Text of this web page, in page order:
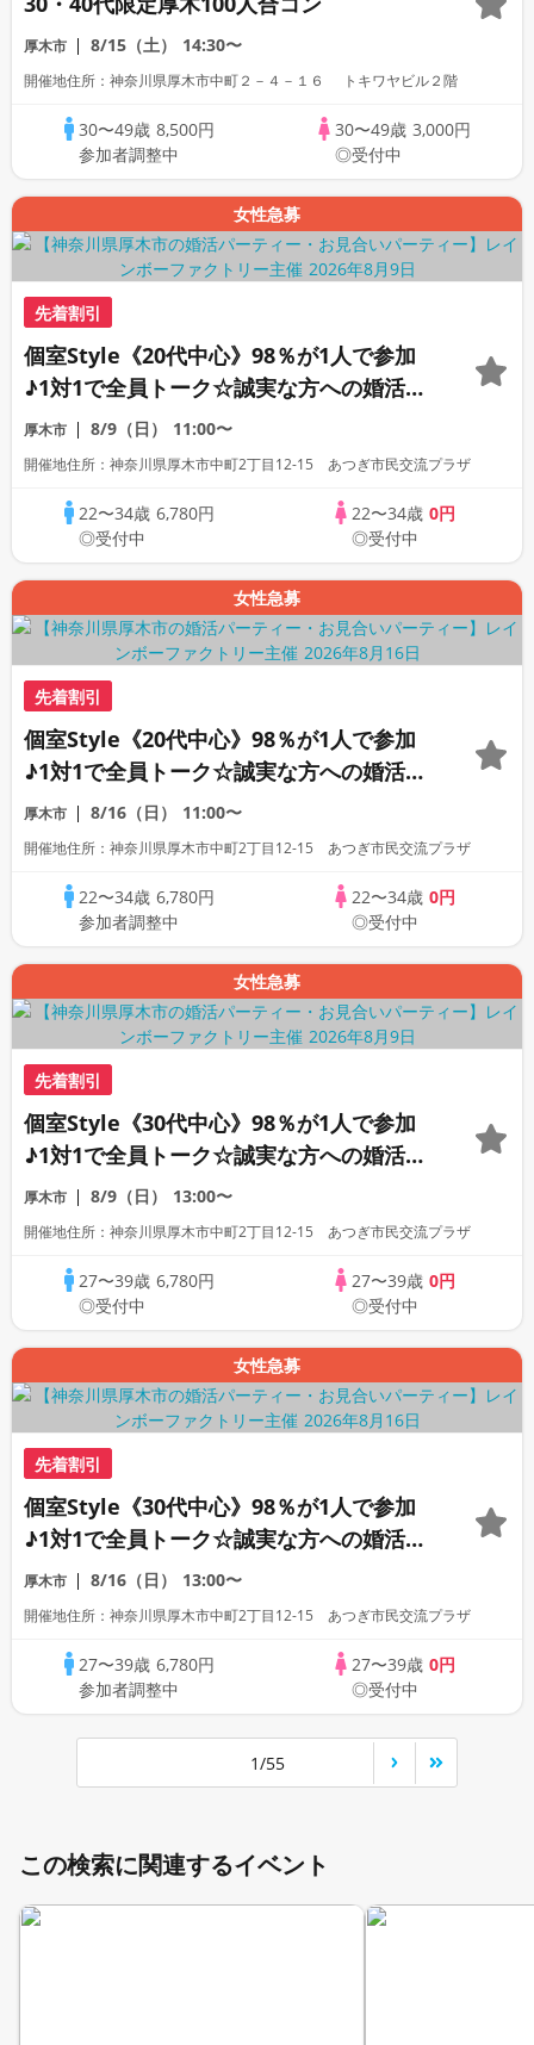
厚木市 8/15（土） 14:30〜
開催地住所：神奈川県厚木市中町２－４－１６ トキワヤビル２階
30〜49歳 8,500円
参加者調整中
30〜49歳 3,000円
◎受付中
女性急募
先着割引
個室Style《20代中心》98％が1人で参加
♪1対1で全員トーク☆誠実な方への婚活パ
ーティー
厚木市 8/9（日） 11:00〜
開催地住所：神奈川県厚木市中町2丁目12-15 あつぎ市民交流プラザ
22〜34歳 6,780円
◎受付中
22〜34歳 0円
◎受付中
女性急募
先着割引
個室Style《20代中心》98％が1人で参加
♪1対1で全員トーク☆誠実な方への婚活パ
ーティー
厚木市 8/16（日） 11:00〜
開催地住所：神奈川県厚木市中町2丁目12-15 あつぎ市民交流プラザ
22〜34歳 6,780円
参加者調整中
22〜34歳 0円
◎受付中
女性急募
先着割引
個室Style《30代中心》98％が1人で参加
♪1対1で全員トーク☆誠実な方への婚活パ
ーティー
厚木市 8/9（日） 13:00〜
開催地住所：神奈川県厚木市中町2丁目12-15 あつぎ市民交流プラザ
27〜39歳 6,780円
◎受付中
27〜39歳 0円
◎受付中
女性急募
先着割引
個室Style《30代中心》98％が1人で参加
♪1対1で全員トーク☆誠実な方への婚活パ
ーティー
厚木市 8/16（日） 13:00〜
開催地住所：神奈川県厚木市中町2丁目12-15 あつぎ市民交流プラザ
27〜39歳 6,780円
参加者調整中
27〜39歳 0円
◎受付中
1/55
この検索に関連するイベント